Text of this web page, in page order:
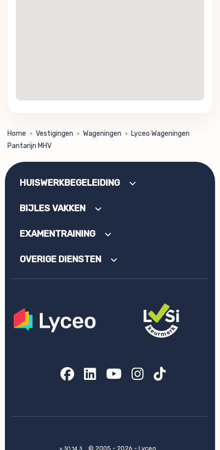
Home > Vestigingen > Wageningen >
Lyceo Wageningen
Pantarijn MHV
HUISWERKBEGELEIDING
BIJLES VAKKEN
EXAMENTRAINING
OVERIGE DIENSTEN
Facebook
LinkedIn
YouTube
Instagram
TikTok
© 2005 - 2026 - Lyceo